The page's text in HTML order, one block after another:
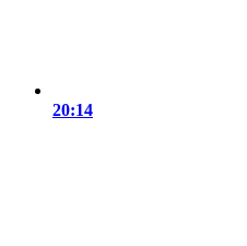
20:14